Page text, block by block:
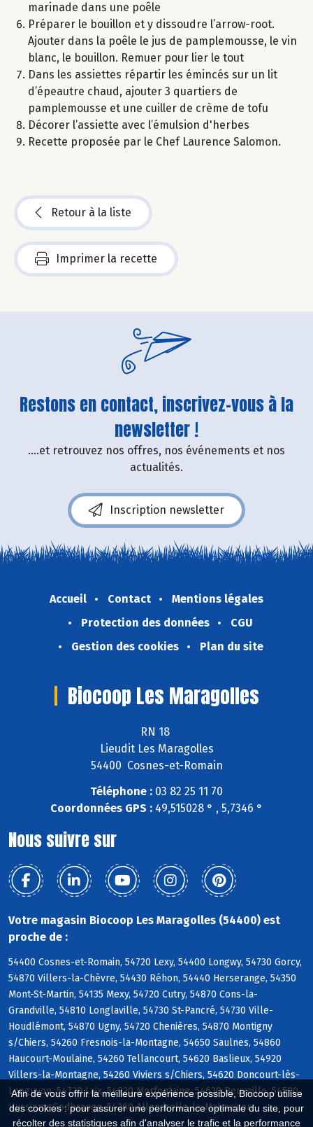
Afin de vous offrir la meilleure expérience possible, Biocoop utilise
des cookies : pour assurer une performance optimale du site, pour
récolter des statistiques afin d'analyser le trafic et la performance
marinade dans une poêle
Préparer le bouillon et y dissoudre l’arrow-root.
Ajouter dans la poêle le jus de pamplemousse, le vin
blanc, le bouillon. Remuer pour lier le tout
Dans les assiettes répartir les émincés sur un lit
d’épeautre chaud, ajouter 3 quartiers de
pamplemousse et une cuiller de crème de tofu
Décorer l’assiette avec l’émulsion d'herbes
Recette proposée par le Chef Laurence Salomon.
Retour à la liste
Imprimer la recette
Restons en contact, inscrivez-vous à la
newsletter !
....et retrouvez nos offres, nos événements et nos
actualités.
Inscription newsletter
Accueil Contact
Mentions légales
Protection des données
CGU
Gestion des cookies
Plan du site
Biocoop Les Maragolles
RN 18
Lieudit Les Maragolles
54400 Cosnes-et-Romain
Téléphone : 03 82 25 11 70
Coordonnées GPS : 49,515028 ° , 5,7346 °
Nous suivre sur
Votre magasin Biocoop Les Maragolles (54400) est
proche de :
54400 Cosnes-et-Romain, 54720 Lexy, 54400 Longwy, 54730 Gorcy,
54870 Villers-la-Chèvre, 54430 Réhon, 54440 Herserange, 54350
Mont-St-Martin, 54135 Mexy, 54720 Cutry, 54870 Cons-la-
Grandville, 54810 Longlaville, 54730 St-Pancré, 54730 Ville-
Houdlémont, 54870 Ugny, 54720 Chenières, 54870 Montigny
s/Chiers, 54260 Fresnois-la-Montagne, 54650 Saulnes, 54860
Haucourt-Moulaine, 54260 Tellancourt, 54620 Baslieux, 54920
Villers-la-Montagne, 54260 Viviers s/Chiers, 54620 Doncourt-lès-
Longuyon, 54720 Laix, 54920 Morfontaine, 54620 Beuveille, 54590
Hussigny-Godbrange, 54260 Allondrelle-la-Malmaison